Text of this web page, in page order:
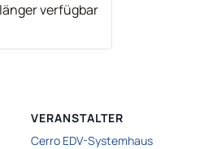
VERANSTALTER
Cerro EDV-Systemhaus
verfügbar